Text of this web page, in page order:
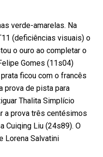
verde-amarelas. Na
(deficiências visuais) o
o ouro ao completar o
Gomes (11s04)
ficou com o francês
prova de pista para
Thalita Simplício
a prova três centésimos
Cuiqing Liu (24s89). O
Lorena Salvatini